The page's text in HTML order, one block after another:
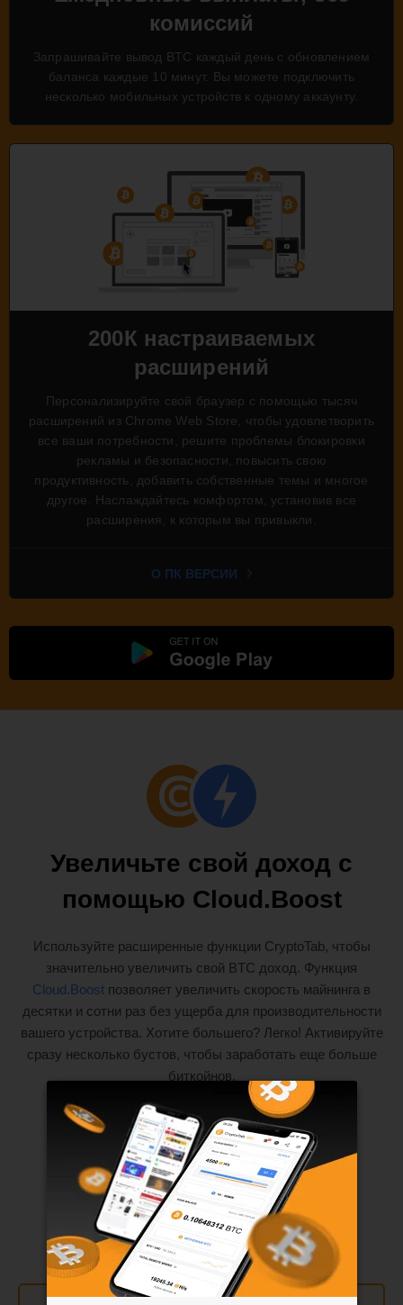
комиссий
Запрашивайте вывод BTC каждый день с обновлением
баланса каждые 10 минут. Вы можете подключить
несколько мобильных устройств к одному аккаунту.
200К настраиваемых
расширений
Персонализируйте свой браузер с помощью тысяч
расширений из Chrome Web Store, чтобы удовлетворить
все ваши потребности, решите проблемы блокировки
рекламы и безопасности, повысить свою
продуктивность, добавить собственные темы и многое
другое. Наслаждайтесь комфортом, установив все
расширения, к которым вы привыкли.
О ПК ВЕРСИИ
Увеличьте свой доход с
помощью Cloud.Boost
Используйте расширенные функции CryptoTab, чтобы
значительно увеличить свой BTC доход. Функция
Cloud.Boost позволяет увеличить скорость майнинга в
десятки и сотни раз без ущерба для производительности
вашего устройства. Хотите большего? Легко! Активируйте
сразу несколько бустов, чтобы заработать еще больше
биткойнов.